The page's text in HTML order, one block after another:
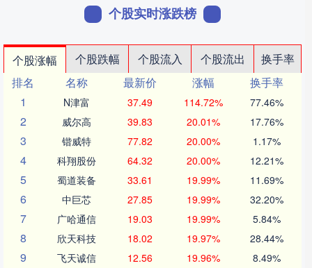
个股实时涨跌榜
个股涨幅 个股跌幅 个股流入 个股流出
换手率
排名
名称 最新价 涨幅
换手率
1
N津富 37.49 114.72% 77.46%
2 威尔高 39.83 20.01% 17.76%
3 锴威特 77.82 20.00% 1.17%
4 科翔股份 64.32 20.00% 12.21%
5 蜀道装备 33.61 19.99% 11.69%
6 中巨芯 27.85 19.99% 32.20%
7 广哈通信 19.03 19.99% 5.84%
8 欣天科技 18.02 19.97% 28.44%
9 飞天诚信 12.56 19.96% 8.49%